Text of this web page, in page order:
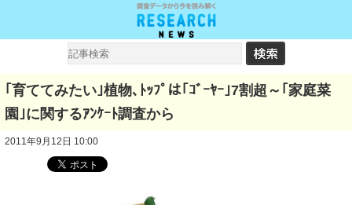
｢育ててみたい｣植物､ﾄｯﾌﾟは｢ｺﾞｰﾔｰ｣7割超～｢家庭菜
園｣に関するｱﾝｹｰﾄ調査から
2011年9月12日 10:00